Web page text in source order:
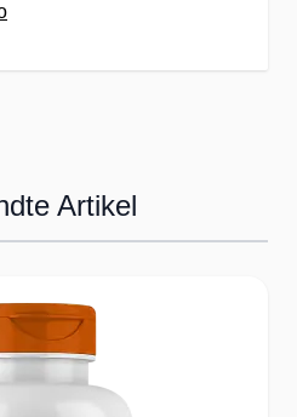
Kundenservice
Kundenbetreuung
Risiko - 14 Tage
Artikel